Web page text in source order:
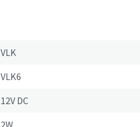
VLK
VLK6
12V DC
2W